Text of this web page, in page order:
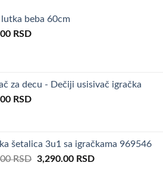
–Poklon
beba 60cm
RSD
za decu - Dečiji usisivač igračka
RSD
šetalica 3u1 sa igračkama 969546
RSD Original
3,290.00 RSDCurrent